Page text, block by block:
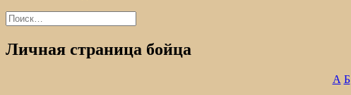
Найти:
Личная страница бойца
А Б